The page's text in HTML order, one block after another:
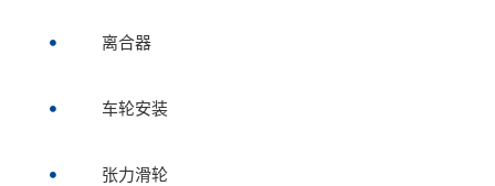
 离合器
 车轮安装
 张力滑轮